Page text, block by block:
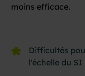
moins efficace.
Difficultés
l'échelle du SI